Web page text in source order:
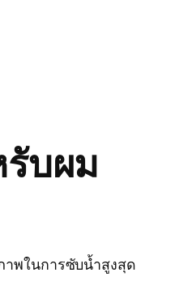
บผม
าพในการซับน้ำสูงสุด